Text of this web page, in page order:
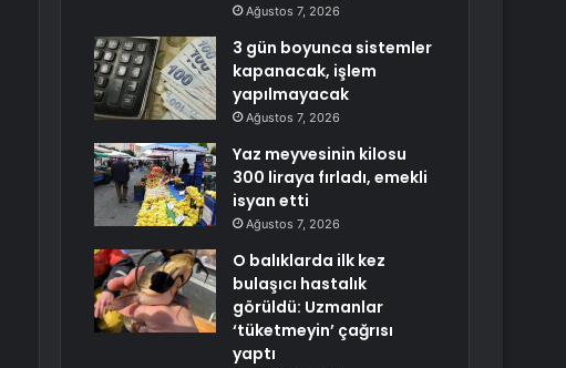
Ağustos 7, 2026
3 gün boyunca sistemler
kapanacak, işlem
yapılmayacak
Ağustos 7, 2026
Yaz meyvesinin kilosu
300 liraya fırladı, emekli
isyan etti
Ağustos 7, 2026
O balıklarda ilk kez
bulaşıcı hastalık
görüldü: Uzmanlar
‘tüketmeyin’ çağrısı
yaptı